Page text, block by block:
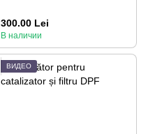
300.00 Lei
В наличии
ВИДЕО